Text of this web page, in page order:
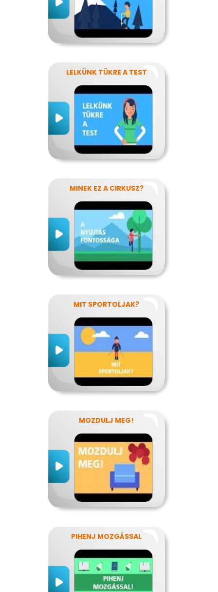
LELKÜNK TÜKRE A TEST
MINEK EZ A CIRKUSZ?
MIT SPORTOLJAK?
MOZDULJ MEG!
PIHENJ MOZGÁSSAL